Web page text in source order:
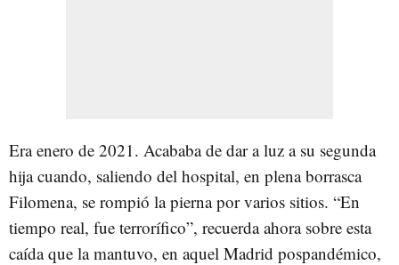
Era enero de 2021. Acababa de dar a luz a su segunda
hija cuando, saliendo del hospital, en plena borrasca
Filomena, se rompió la pierna por varios sitios. “En
tiempo real, fue terrorífico”, recuerda ahora sobre esta
caída que la mantuvo, en aquel Madrid pospandémico,